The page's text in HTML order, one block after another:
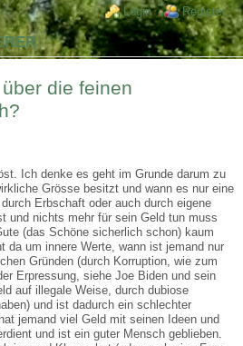
Login links
Login Register
die feinen
Ich denke es geht im Grunde darum zu
Grösse besitzt und wann es nur eine
Erbschaft oder auch durch eigene
und nichts mehr für sein Geld tun muss
(das Schöne sicherlich schon) kaum
da um innere Werte, wann ist jemand nur
Gründen (durch Korruption, wie zum
Erpressung, siehe Joe Biden und sein
auf illegale Weise, durch dubiose
und ist dadurch ein schlechter
jemand viel Geld mit seinen Ideen und
und ist ein guter Mensch geblieben.